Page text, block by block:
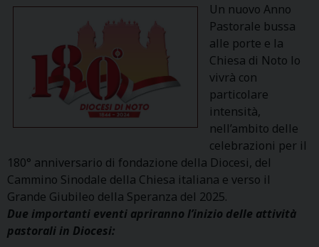
Un nuovo Anno
Pastorale bussa
alle porte e la
Chiesa di Noto lo
vivrà con
particolare
intensità,
nell’ambito delle
celebrazioni per il
180° anniversario di fondazione della Diocesi, del
Cammino Sinodale della Chiesa italiana e verso il
Grande Giubileo della Speranza del 2025.
Due importanti eventi apriranno l’inizio delle attività
pastorali in Diocesi: